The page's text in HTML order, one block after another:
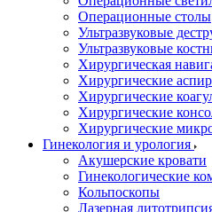
Операционные столы
Ультразвуковые
Ультразвуковые
Хирургическая
Хирургические
Хирургические
Хирургические
Хирургические
Гинекология и урология
Акушерские кровати
Гинекологические
Кольпоскопы
Лазерная